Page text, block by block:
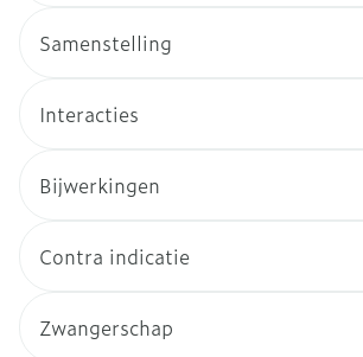
Samenstelling
Interacties
Bijwerkingen
Contra indicatie
Zwangerschap